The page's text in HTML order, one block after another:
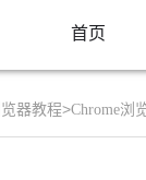
首页
器教程>Chrome浏